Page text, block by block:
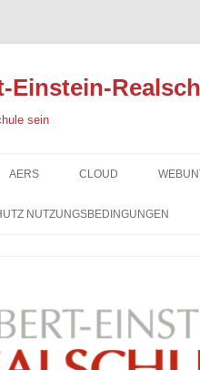
Einstein-
sein
AERS CLOUD
NUTZUNGSBEDINGUNGEN